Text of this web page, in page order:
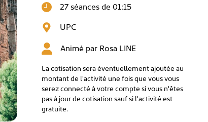
27 séances de 01:15
UPC
Animé par Rosa LINE
La cotisation sera éventuellement ajoutée au
montant de l'activité une fois que vous vous
serez connecté à votre compte si vous n'êtes
pas à jour de cotisation sauf si l'activité est
gratuite.